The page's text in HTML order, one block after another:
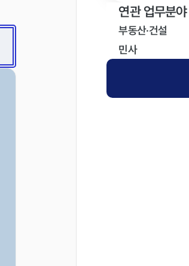
연관 업무분야
부동산·건설
민사